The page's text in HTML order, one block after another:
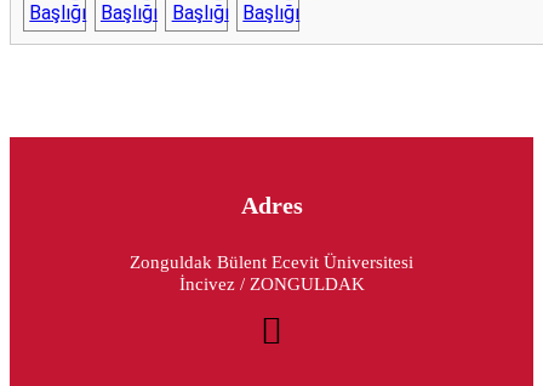
Adres
Zonguldak Bülent Ecevit Üniversitesi
İncivez / ZONGULDAK